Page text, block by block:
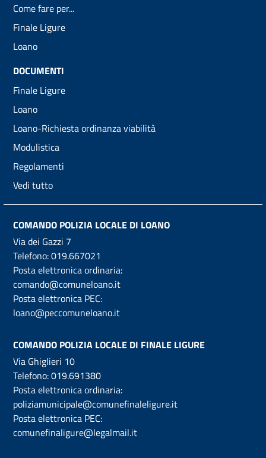
Come fare per...
Finale Ligure
Loano
DOCUMENTI
Finale Ligure
Loano
Loano-Richiesta ordinanza viabilità
Modulistica
Regolamenti
Vedi tutto
COMANDO POLIZIA LOCALE DI LOANO
Via dei Gazzi 7
Telefono:019.667021
Posta elettronica ordinaria:
comando@comuneloano.it
Posta elettronica PEC:
loano@peccomuneloano.it
COMANDO POLIZIA LOCALE DI FINALE LIGURE
Via Ghiglieri 10
Telefono:019.691380
Posta elettronica ordinaria:
poliziamunicipale@comunefinaleligure.it
Posta elettronica PEC:
comunefinaligure@legalmail.it